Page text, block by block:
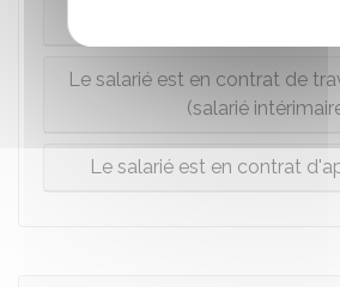
Le salarié est en contrat de
(salarié
Le salarié est en contrat